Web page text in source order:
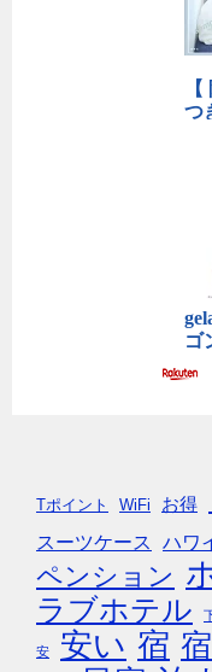
Tポイント WiFi お得
スーツケース ハワ
ペンション
ラブホテル
安 安い 宿